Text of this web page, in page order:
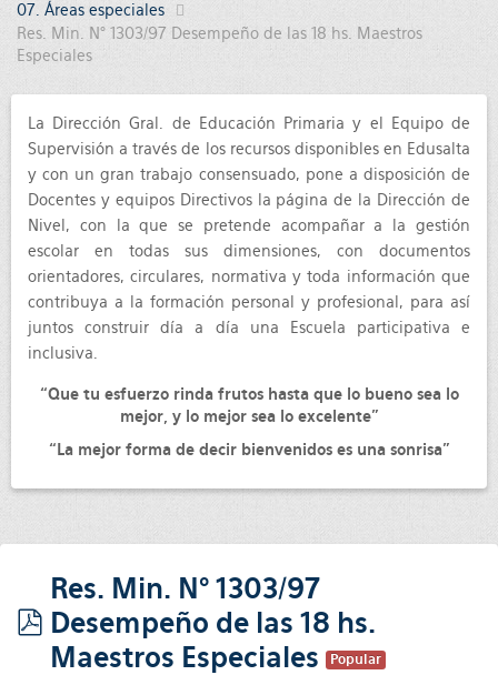
07. Áreas especiales
Res. Min. N° 1303/97 Desempeño de las 18 hs. Maestros
Especiales
La Dirección Gral. de Educación Primaria y el Equipo de
Supervisión a través de los recursos disponibles en Edusalta
y con un gran trabajo consensuado, pone a disposición de
Docentes y equipos Directivos la página de la Dirección de
Nivel, con la que se pretende acompañar a la gestión
escolar en todas sus dimensiones, con documentos
orientadores, circulares, normativa y toda información que
contribuya a la formación personal y profesional, para así
juntos construir día a día una Escuela participativa e
inclusiva.
“Que tu esfuerzo rinda frutos hasta que lo bueno sea lo
mejor, y lo mejor sea lo excelente”
“La mejor forma de decir bienvenidos es una sonrisa”
pdf
Res. Min. N° 1303/97
Desempeño de las 18 hs.
Maestros Especiales
Popular